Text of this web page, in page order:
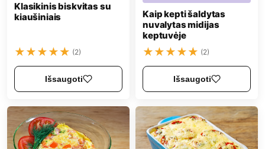
Klasikinis biskvitas su
kiaušiniais
★★★★★ (2)
Išsaugoti
Kaip kepti šaldytas
nuvalytas midijas
keptuvėje
★★★★★ (2)
Išsaugoti